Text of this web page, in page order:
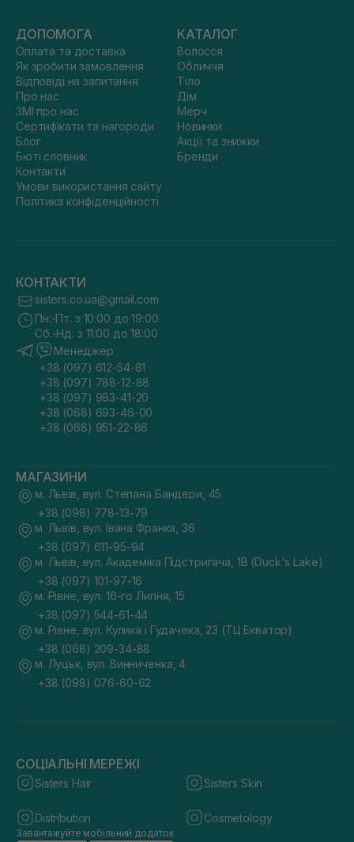
ДОПОМОГА
Оплата та доставка
Як зробити замовлення
Відповіді на запитання
Про нас
ЗМІ про нас
Сертифікати та нагороди
Блог
Бюті словник
Контакти
Умови використання сайту
Політика конфіденційності
КАТАЛОГ
Волосся
Обличчя
Тіло
Дім
Мерч
Новинки
Акції та знижки
Бренди
КОНТАКТИ
sisters.co.ua@gmail.com
Пн.-Пт. з 10:00 до 19:00
Сб.-Нд. з 11:00 до 18:00
Менеджер
+38 (097) 612-54-81
+38 (097) 788-12-88
+38 (097) 983-41-20
+38 (068) 693-46-00
+38 (068) 951-22-86
МАГАЗИНИ
м. Львів, вул. Степана Бандери, 45
+38 (098) 778-13-79
м. Львів, вул. Івана Франка, 36
+38 (097) 611-95-94
м. Львів, вул. Академіка Підстригача, 1В (Duck's Lake)
+38 (097) 101-97-16
м. Рівне, вул. 16-го Липня, 15
+38 (097) 544-61-44
м. Рівне, вул. Кулика і Гудачека, 23 (ТЦ Екватор)
+38 (068) 209-34-88
м. Луцьк, вул. Винниченка, 4
+38 (098) 076-60-62
СОЦІАЛЬНІ МЕРЕЖІ
Sisters Hair Sisters Skin
Distribution Cosmetology
Завантажуйте мобільний додаток